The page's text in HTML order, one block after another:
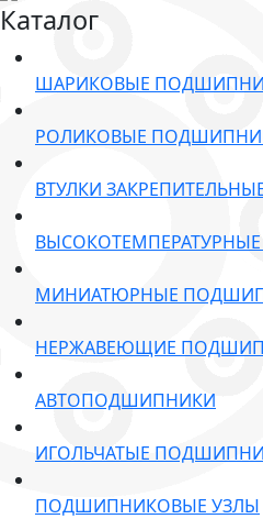
Каталог
ШАРИКОВЫЕ
РОЛИКОВЫЕ
ВТУЛКИ
МИНИАТЮРНЫЕ
НЕРЖАВЕЮЩИЕ
АВТОПОДШИПНИКИ
ИГОЛЬЧАТЫЕ
ПОДШИПНИКОВЫЕ УЗЛЫ